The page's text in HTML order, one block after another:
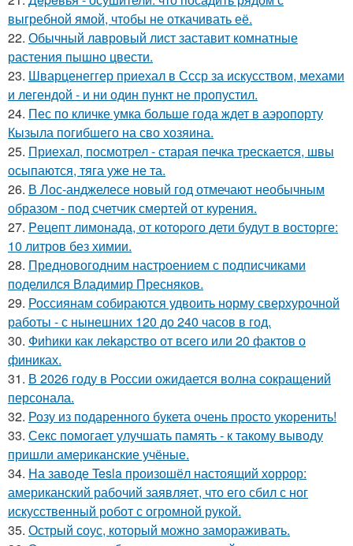
выгребной ямой, чтобы не откачивать её.
22. Обычный лавровый лист заставит комнатные
растения пышно цвести.
23. Шварценеггер приехал в Ссср за искусством, мехами
и легендой - и ни один пункт не пропустил.
24. Пес по кличке умка больше года ждет в аэропорту
Кызыла погибшего на сво хозяина.
25. Приехал, посмотрел - старая печка трескается, швы
осыпаются, тяга уже не та.
26. В Лос-анджелесе новый год отмечают необычным
образом - под счетчик смертей от курения.
27. Peцепт лимонада, от котopoго дети будут в восторге:
10 литров без химии.
28. Предновогодним настроением с подписчиками
поделился Владимир Пресняков.
29. Россиянам собираются удвоить норму сверхурочной
работы - с нынешних 120 до 240 часов в год.
30. Фиhики как лekapство от всего или 20 фактов о
финиках.
31. В 2026 году в России ожидается волна сокращений
персонала.
32. Розу из подаренного букета очень просто укoренить!
33. Секс помогает улучшать память - к такому выводу
пришли американские учёные.
34. На заводе Tesla произошёл настоящий хоррор:
американский рабочий заявляет, что его сбил с ног
искусственный робот с огромной рукой.
35. Острый соус, который можно замораживать.